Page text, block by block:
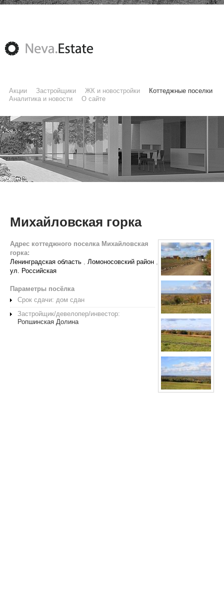
Акции Застройщики ЖК и новостройки
Коттеджные поселки
Аналитика и новости
О сайте
Михайловская горка
Адрес коттеджного поселка Михайловская
горка:
Ленинградская область , Ломоносовский район ,
ул. Российская
Параметры посёлка
Срок сдачи: дом сдан
Застройщик/девелопер/инвестор:
Ропшинская Долина